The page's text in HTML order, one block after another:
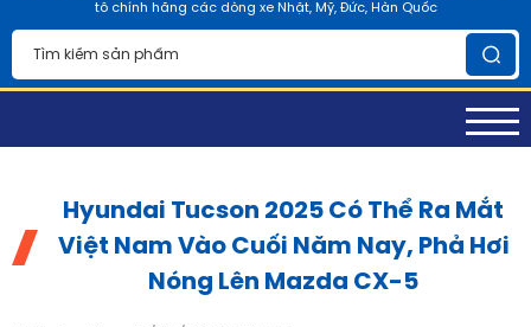
tô chính hãng các dòng xe Nhật, Mỹ, Đức, Hàn Quốc
Hyundai Tucson 2025 Có Thể Ra Mắt
Việt Nam Vào Cuối Năm Nay, Phả Hơi
Nóng Lên Mazda CX-5